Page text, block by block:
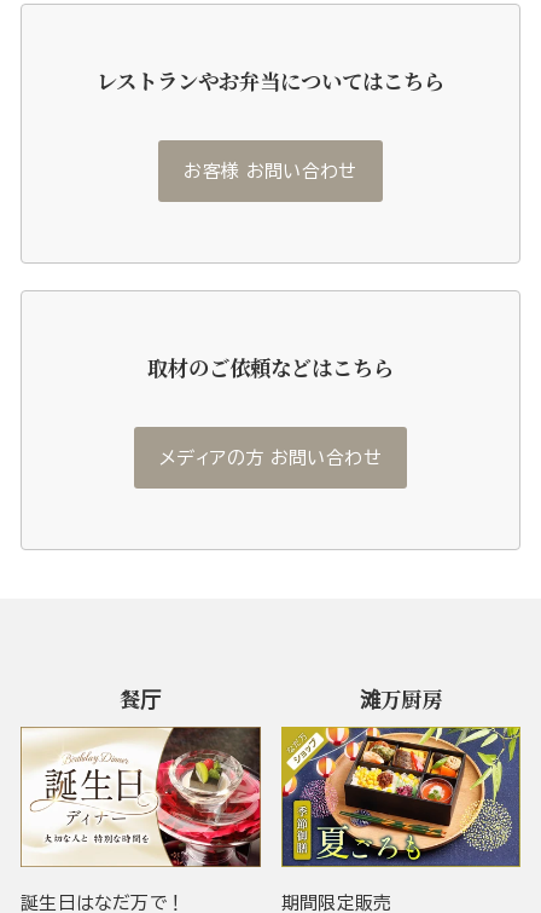
レストランやお弁当についてはこちら
お客様 お問い合わせ
取材のご依頼などはこちら
メディアの方 お問い合わせ
餐厅
誕生日はなだ万で！
滩万厨房
期間限定販売